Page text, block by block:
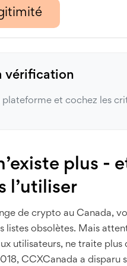
vérification
plateforme et cochez les
plus -
l’utiliser
de crypto au Canada,
listes obsolètes. Mais
utilisateurs, ne traite
CCXCanada a